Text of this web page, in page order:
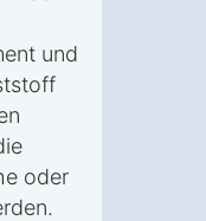
und
oder